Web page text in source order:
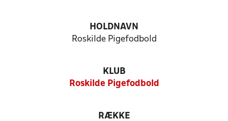
HOLDNAVN
Roskilde Pigefodbold
KLUB
Roskilde Pigefodbold
RÆKKE